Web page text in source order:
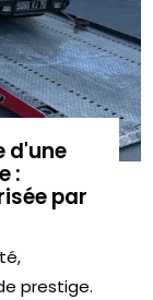
d'une
:
par
prestige.